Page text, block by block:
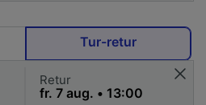
Tur-retur
Retur